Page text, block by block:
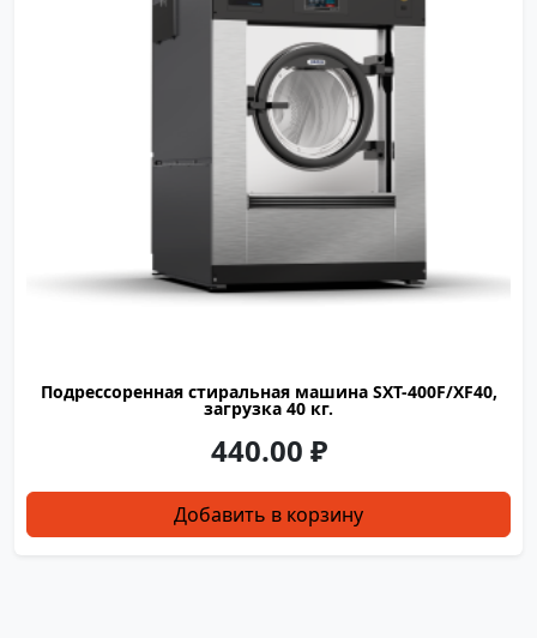
пар, электричество
Подрессоренная стиральная машина SXT-400F/XF40,
загрузка 40 кг.
440.00 ₽
Добавить в корзину